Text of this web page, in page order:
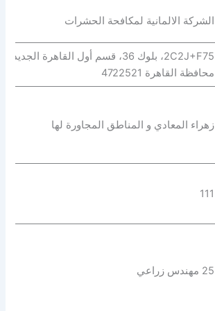
الشركة الالمانية لمكافحة الحشرات
2C2J+F75، بلوك 36، قسم أول القاهرة الجديدة،
محافظة القاهرة‬ 4722521
زهراء المعادي و المناطق المجاورة لها
111
25 مهندس زراعي